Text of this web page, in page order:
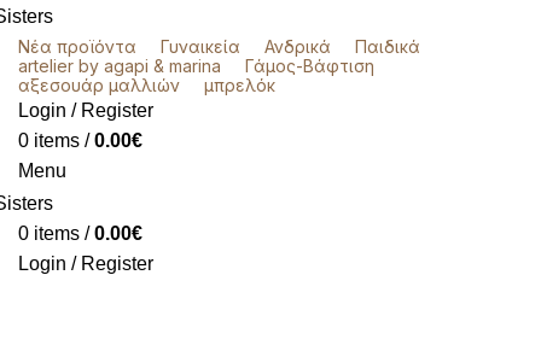
Νέα προϊόντα Γυναικεία Ανδρικά
Παιδικά
artelier by agapi & marina
Γάμος-Βάφτιση
αξεσουάρ μαλλιών
μπρελόκ
Login / Register
0 items / 0.00€
Menu
0 items / 0.00€
Login / Register